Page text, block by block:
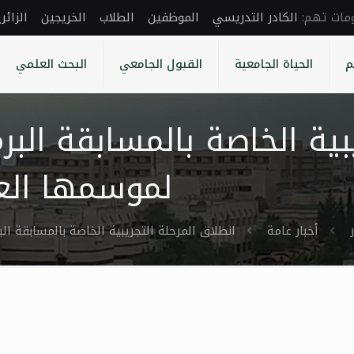
الكادر التدريسي الموظفين الطلاب الخريجين
الحياة الجامعية القبول الجامعي البحث العلمي
الخاصة بالمسابقة
لموسمها
أخبار عامة انطلاق المرحلة التجريبية الخاصة